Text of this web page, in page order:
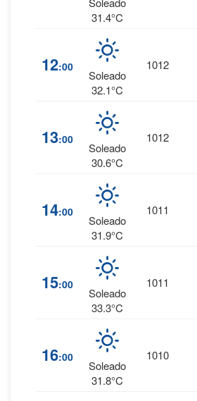
31.4°C
12:00
Soleado
32.1°C
1012
13:00
Soleado
30.6°C
1012
14:00
Soleado
31.9°C
1011
15:00
Soleado
33.3°C
1011
16:00
Soleado
31.8°C
1010